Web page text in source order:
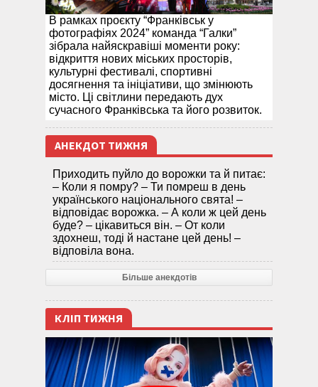
В рамках проєкту “Франківськ у
фотографіях 2024” команда “Галки”
зібрала найяскравіші моменти року:
відкриття нових міських просторів,
культурні фестивалі, спортивні
досягнення та ініціативи, що змінюють
місто. Ці світлини передають дух
сучасного Франківська та його розвиток.
АНЕКДОТ ТИЖНЯ
Приходить пуйло до ворожки та й питає:
– Коли я помру? – Ти помреш в день
українського національного свята! –
відповідає ворожка. – А коли ж цей день
буде? – цікавиться він. – От коли
здохнеш, тоді й настане цей день! –
відповіла вона.
Більше анекдотів
КЛІП ТИЖНЯ